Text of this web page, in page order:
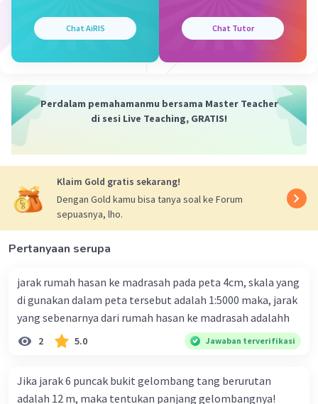
Chat AiRIS Chat Tutor
Perdalam pemahamanmu bersama Master Teacher
di sesi Live Teaching, GRATIS!
Klaim Gold gratis sekarang!
Dengan Gold kamu bisa tanya soal ke Forum
sepuasnya, lho.
Pertanyaan serupa
jarak rumah hasan ke madrasah pada peta 4cm, skala yang
di gunakan dalam peta tersebut adalah 1:5000 maka, jarak
yang sebenarnya dari rumah hasan ke madrasah adalahh
2 5.0 Jawaban terverifikasi
Jika jarak 6 puncak bukit gelombang tang berurutan
adalah 12 m, maka tentukan panjang gelombangnya!